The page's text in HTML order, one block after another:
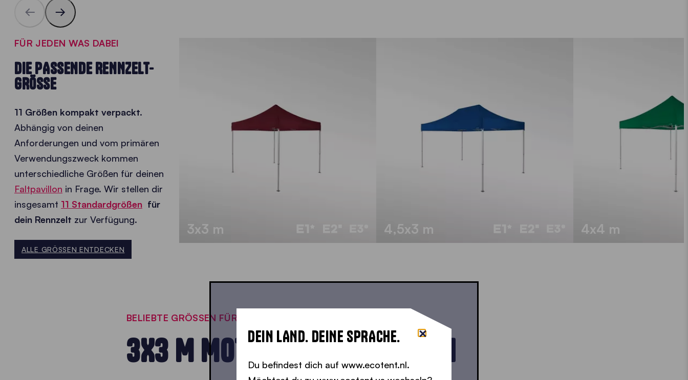
FÜR JEDEN WAS DABEI
DIE PASSENDE RENNZELT-
GRÖSSE
11 Größen kompakt verpackt.
Abhängig von deinen
Anforderungen und vom primären
Verwendungszweck kommen
unterschiedliche Größen für deinen
Faltpavillon in Frage. Wir stellen dir
insgesamt 11 Standardgrößen für
dein Rennzelt zur Verfügung.
ALLE GRÖSSEN ENTDECKEN
3x3 m 4,5x3 m 4x4 m
BELIEBTE GRÖSSEN FÜR DEN RENNSPORT
3X3 M MOTORSPORT-PAVILLON
DEIN LAND. DEINE SPRACHE.
Du befindest dich auf www.ecotent.nl.